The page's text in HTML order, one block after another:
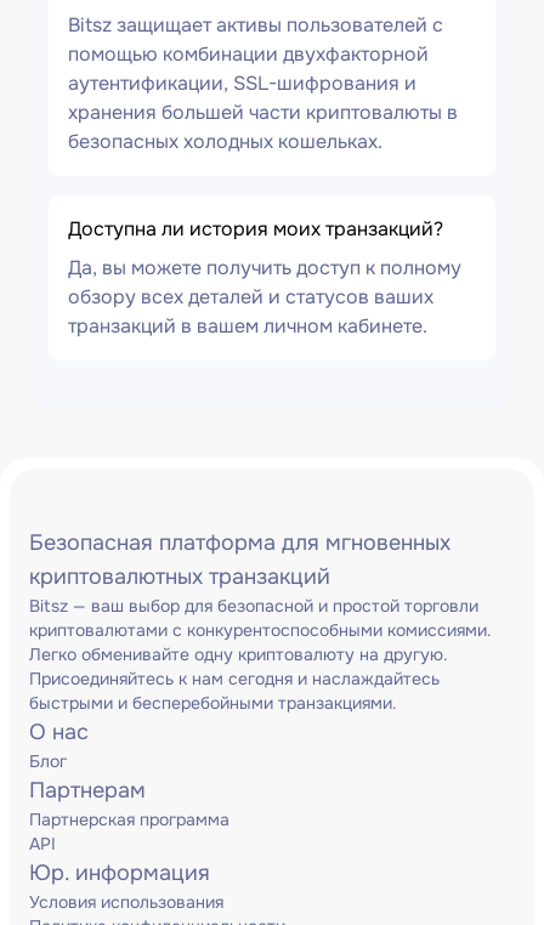
Bitsz защищает активы пользователей с
помощью комбинации двухфакторной
аутентификации, SSL-шифрования и
хранения большей части криптовалюты в
безопасных холодных кошельках.
Доступна ли история моих транзакций?
Да, вы можете получить доступ к полному
обзору всех деталей и статусов ваших
транзакций в вашем личном кабинете.
Безопасная платформа для мгновенных
криптовалютных транзакций
Bitsz — ваш выбор для безопасной и простой торговли
криптовалютами с конкурентоспособными комиссиями.
Легко обменивайте одну криптовалюту на другую.
Присоединяйтесь к нам сегодня и наслаждайтесь
быстрыми и бесперебойными транзакциями.
О нас
Блог
Партнерам
Партнерская программа
API
Юр. информация
Условия использования